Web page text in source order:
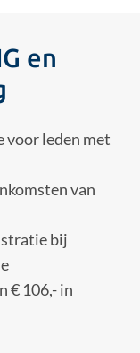
en
voor leden met
van
bij
€ 106,- in